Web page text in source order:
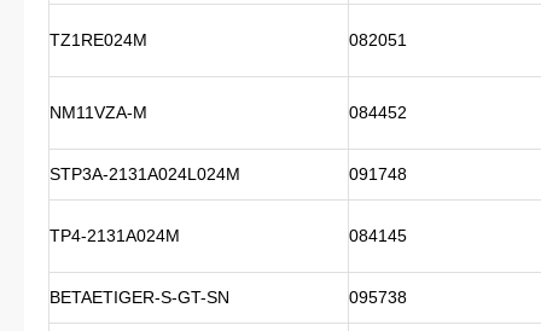
TZ1RE024M 082051
NM11VZA-M 084452
STP3A-2131A024L024M 091748
TP4-2131A024M 084145
BETAETIGER-S-GT-SN 095738